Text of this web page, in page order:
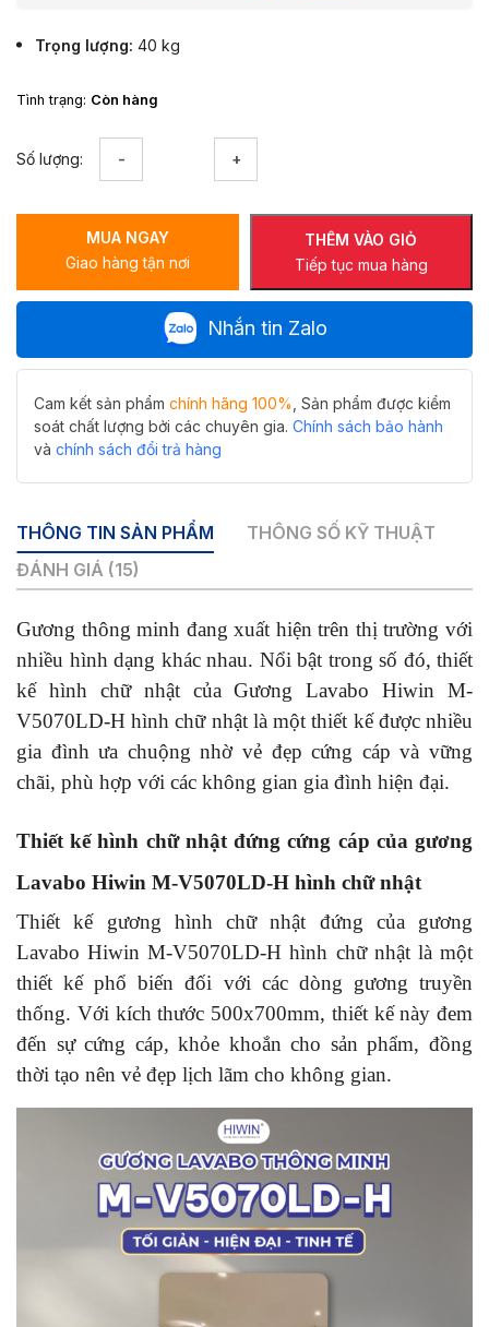
Trọng lượng 40 kg
Tình trạng: Còn hàng
Số lượng:
M-
V5070LD-
H
nhật
sang
số
lượng
THÊM VÀO GIỎ
Tiếp tục mua hàng
MUA NGAY
Giao hàng tận nơi
Nhắn tin Zalo
Cam kết sản phẩm chính hãng 100% , Sản phẩm được kiểm
soát chất lượng bởi các chuyên gia. Chính sách bảo hành
và chính sách đổi trả hàng
THÔNG TIN SẢN PHẨM
THÔNG SỐ KỸ THUẬT
ĐÁNH GIÁ (15)
Gương thông minh đang xuất hiện trên thị trường với
nhiều hình dạng khác nhau. Nổi bật trong số đó, thiết
kế hình chữ nhật của Gương Lavabo Hiwin M-
V5070LD-H hình chữ nhật là một thiết kế được nhiều
gia đình ưa chuộng nhờ vẻ đẹp cứng cáp và vững
chãi, phù hợp với các không gian gia đình hiện đại.
Thiết kế hình chữ nhật đứng cứng cáp của gương
Lavabo Hiwin M-V5070LD-H hình chữ nhật
Thiết kế gương hình chữ nhật đứng của gương
Lavabo Hiwin M-V5070LD-H hình chữ nhật là một
thiết kế phổ biến đối với các dòng gương truyền
thống. Với kích thước 500x700mm, thiết kế này đem
đến sự cứng cáp, khỏe khoắn cho sản phẩm, đồng
thời tạo nên vẻ đẹp lịch lãm cho không gian.